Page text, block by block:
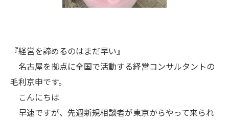
『経営を諦めるのはまだ早い』
名古屋を拠点に全国で活動する経営コンサルタントの
毛利京申です。
こんにちは
早速ですが、先週新規相談者が東京からやって来られ